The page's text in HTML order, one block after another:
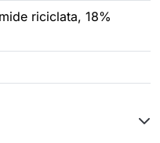
riciclata, 18%